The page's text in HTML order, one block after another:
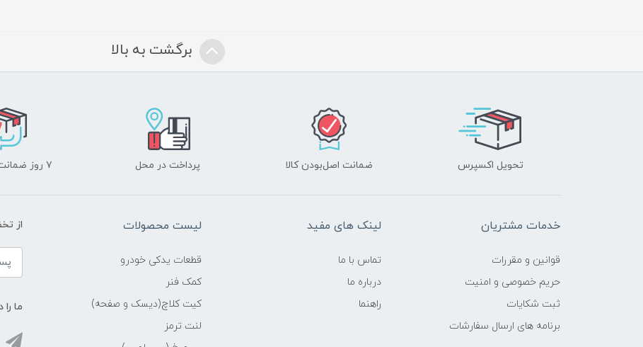
برگشت به بالا
تحویل اکسپرس ضمانت اصل‌بودن کالا پرداخت در محل ۷ روز ضمانت بازگشت
خدمات مشتریان
قوانین و مقررات
حریم خصوصی و امنیت
ثبت شکایات
برنامه های ارسال سفارشات
لینک های مفید
تماس با ما
درباره ما
راهنما
لیست محصولات
قطعات یدکی خودرو
کمک فنر
کیت کلاچ(دیسک و صفحه)
لنت ترمز
از
ما